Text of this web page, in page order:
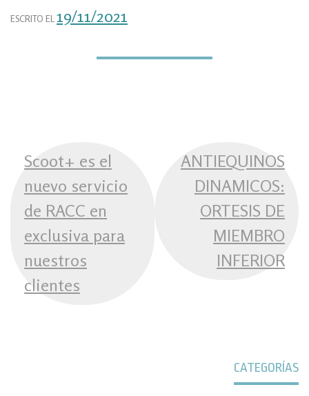
ESCRITO EL 19/11/2021
NAVEGACIÓN
DE
ENTRADAS
Scoot+ es el
nuevo servicio
de RACC en
exclusiva para
nuestros
clientes
ANTIEQUINOS
DINAMICOS:
ORTESIS DE
MIEMBRO
INFERIOR
CATEGORÍAS